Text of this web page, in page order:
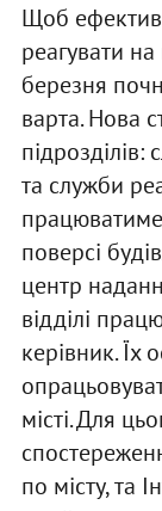
Щоб
реагувати
березня
варта. Нова
та служби
поверсі
центр
відділі
керівник. Їх
місті. Для
по місту, та